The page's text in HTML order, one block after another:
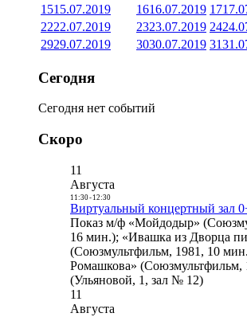
1515.07.2019 1616.07.2019 17
2222.07.2019 2323.07.2019 24
2929.07.2019 3030.07.2019 31
Сегодня
Сегодня нет событий
Скоро
11
Августа
11:30- 12:30
Виртуальный концертный зал
Показ м/ф «Мойдодыр»
16 мин.); «Ивашка из Дворца
(Союзмультфильм, 1981, 10
Ромашкова» (Союзмультфильм,
(Ульяновой, 1, зал № 12)
11
Августа